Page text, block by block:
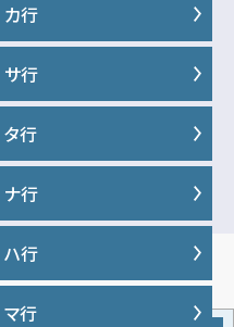
IWC
ヴァシュロンコンスタンタン
ウブロ
エルメス
オーデマ ピゲ
オメガ
カ行
カナダグース
カルティエ
グッチ
クロムハーツ
ケイト・スペード
コーチ
サ行
サマンサタバサ
ジーショック
ジャガー・ルクルト
シャネル
シュプリーム
ショパール
タ行
タグ・ホイヤー
ディオール
ティファニー
トリーバーチ
ナ行
ナイキ
ハ行
バーバリー
マ行